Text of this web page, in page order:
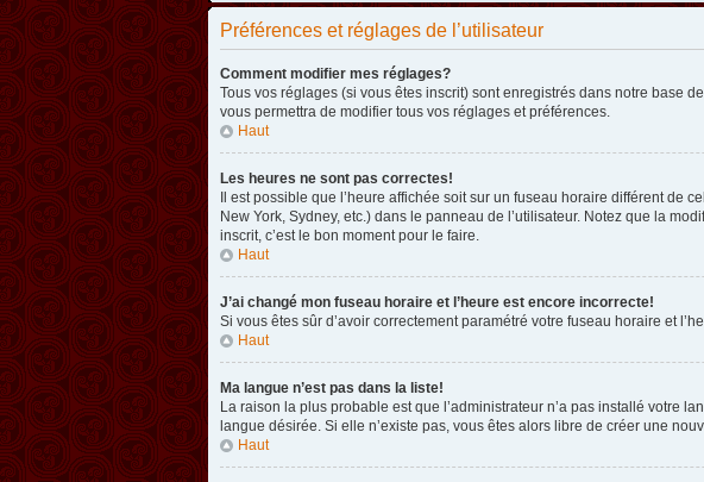
Préférences et réglages de l’utilisateur
Comment modifier mes réglages?
Tous vos réglages (si vous êtes inscrit) sont enregistrés dans notre base
vous permettra de modifier tous vos réglages et préférences.
Haut
Les heures ne sont pas correctes!
Il est possible que l’heure affichée soit sur un fuseau horaire différent de
New York, Sydney, etc.) dans le panneau de l’utilisateur. Notez que la
inscrit, c’est le bon moment pour le faire.
Haut
J’ai changé mon fuseau horaire et l’heure est encore incorrecte!
Si vous êtes sûr d’avoir correctement paramétré votre fuseau horaire et
Haut
Ma langue n’est pas dans la liste!
La raison la plus probable est que l’administrateur n’a pas installé votre
langue désirée. Si elle n’existe pas, vous êtes alors libre de créer une
Haut